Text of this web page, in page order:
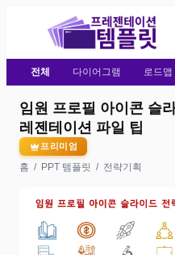
전체 다이어그램 로드맵
임원 프로필 아이콘 슬
레젠테이션 파일 팁
프리미엄
홈 / PPT 템플릿 / 전략기획